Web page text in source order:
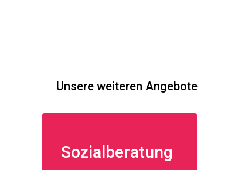
Unsere weiteren Angebote
Sozialberatung